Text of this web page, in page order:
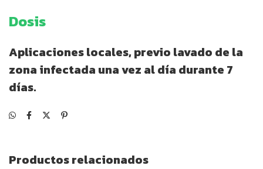
Dosis
Aplicaciones locales, previo lavado de la
zona infectada una vez al día durante 7
días.
Productos relacionados